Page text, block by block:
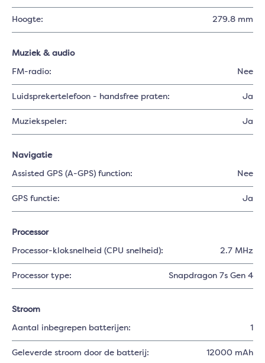
Hoogte: 279.8 mm
Muziek & audio
FM-radio: Nee
Luidsprekertelefoon - handsfree praten: Ja
Muziekspeler: Ja
Navigatie
Assisted GPS (A-GPS) function: Nee
GPS functie: Ja
Processor
Processor-kloksnelheid (CPU snelheid): 2.7 MHz
Processor type: Snapdragon 7s Gen 4
Stroom
Aantal inbegrepen batterijen: 1
Geleverde stroom door de batterij: 12000 mAh